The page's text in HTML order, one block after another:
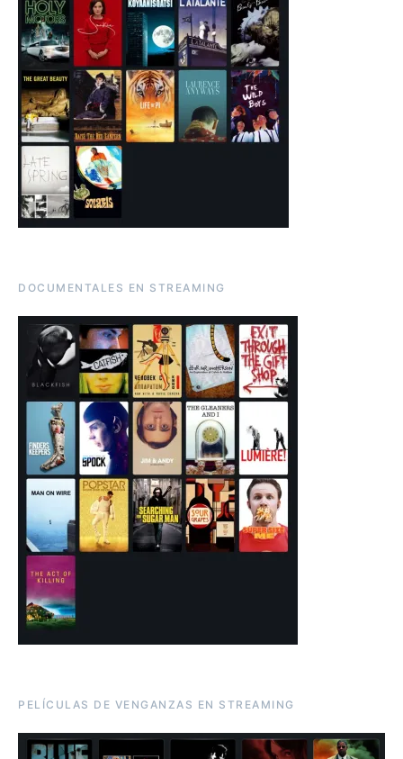
DOCUMENTALES EN STREAMING
PELÍCULAS DE VENGANZAS EN STREAMING